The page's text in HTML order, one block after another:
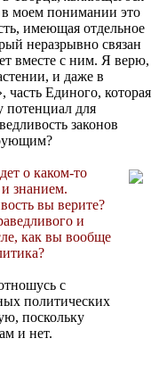
моем понимании это
имеющая отдельное
неразрывно связан
вместе с ним. Я верю,
и даже в
часть Единого, которая
потенциал для
законов
о каком-то
знанием.
вы верите?
и
как вы вообще
с
политических
поскольку
и нет.